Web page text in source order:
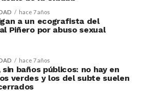
hace 7 años
a un ecografista del
Piñero por abuso sexual
hace 7 años
sin baños públicos: no hay en
verdes y los del subte suelen